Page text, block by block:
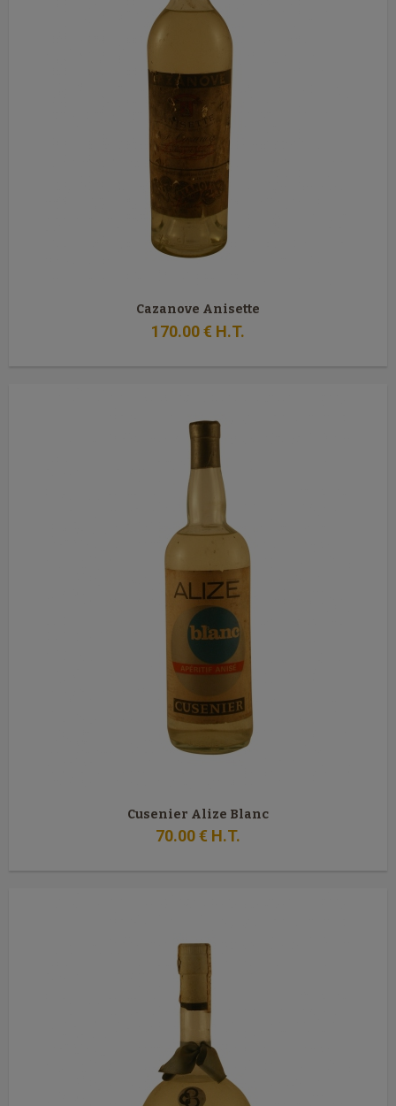
Cazanove Anisette
170.00€ H.T.
Cusenier Alize Blanc
70.00€ H.T.